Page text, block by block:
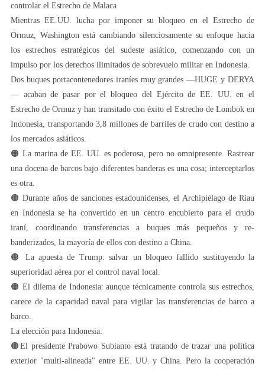
controlar el Estrecho de Malaca
Mientras EE.UU. lucha por imponer su bloqueo en el Estrecho de
Ormuz, Washington está cambiando silenciosamente su enfoque hacia
los estrechos estratégicos del sudeste asiático, comenzando con un
impulso por los derechos ilimitados de sobrevuelo militar en Indonesia.
Dos buques portacontenedores iraníes muy grandes —HUGE y DERYA
— acaban de pasar por el bloqueo del Ejército de EE. UU. en el
Estrecho de Ormuz y han transitado con éxito el Estrecho de Lombok en
Indonesia, transportando 3,8 millones de barriles de crudo con destino a
los mercados asiáticos.
🟠 La marina de EE. UU. es poderosa, pero no omnipresente. Rastrear
una docena de barcos bajo diferentes banderas es una cosa; interceptarlos
es otra.
🟠 Durante años de sanciones estadounidenses, el Archipiélago de Riau
en Indonesia se ha convertido en un centro encubierto para el crudo
iraní, coordinando transferencias a buques más pequeños y re-
banderizados, la mayoría de ellos con destino a China.
🟠 La apuesta de Trump: salvar un bloqueo fallido sustituyendo la
superioridad aérea por el control naval local.
🟠 El dilema de Indonesia: aunque técnicamente controla sus estrechos,
carece de la capacidad naval para vigilar las transferencias de barco a
barco.
La elección para Indonesia:
🟠El presidente Prabowo Subianto está tratando de trazar una política
exterior "multi-alineada" entre EE. UU. y China. Pero la cooperación